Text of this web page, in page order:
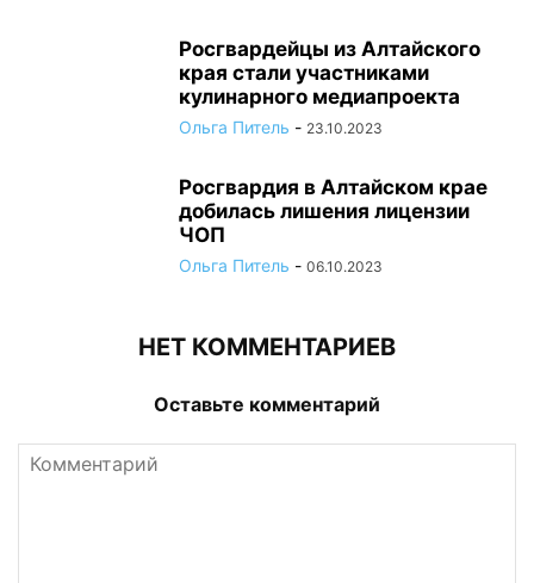
Росгвардейцы из Алтайского
края стали участниками
кулинарного медиапроекта
Ольга Питель - 23.10.2023
Росгвардия в Алтайском крае
добилась лишения лицензии
ЧОП
Ольга Питель - 06.10.2023
НЕТ КОММЕНТАРИЕВ
Оставьте комментарий